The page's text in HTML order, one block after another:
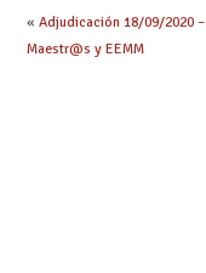
LGTBI”
« Adjudicación 18/09/2020 –
Maestr@s y EEMM